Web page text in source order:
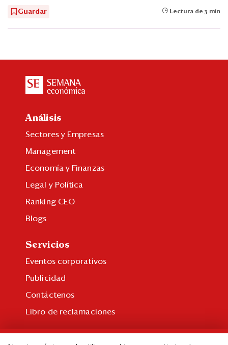
Guardar Lectura de 3 min
Análisis
Sectores y Empresas
Management
Economía y Finanzas
Legal y Política
Ranking CEO
Blogs
Servicios
Eventos corporativos
Publicidad
Contáctenos
Libro de reclamaciones